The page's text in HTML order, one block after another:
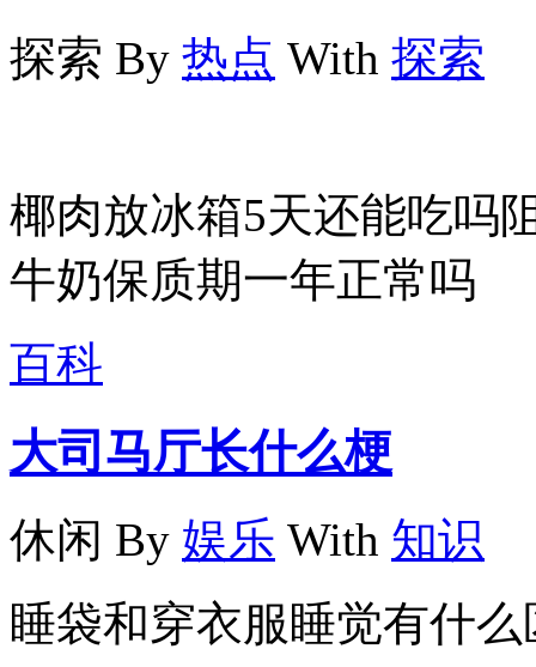
探索 By 热点 With 探索
椰肉放冰箱5天还能吃吗
牛奶保质期一年正常吗
百科
大司马厅长什么梗
休闲 By 娱乐 With 知识
睡袋和穿衣服睡觉有什